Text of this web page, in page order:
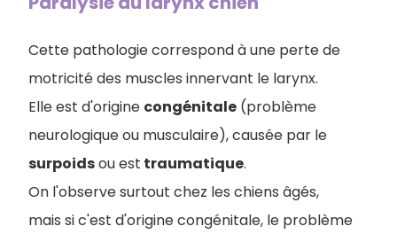
Cette pathologie correspond à une perte de
motricité des muscles innervant le larynx.
Elle est d'origine congénitale (problème
neurologique ou musculaire), causée par le
surpoidsou est traumatique.
On l'observe surtout chez les chiens âgés,
mais si c'est d'origine congénitale, le problème